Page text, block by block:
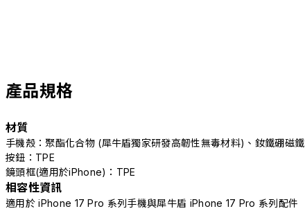
產品規格
材質
手機殼：聚酯化合物 (犀牛盾獨家研發高韌性無毒材料)、釹鐵硼磁鐵
按鈕：TPE
鏡頭框(適用於iPhone)：TPE
相容性資訊
適用於 iPhone 17 Pro 系列手機與犀牛盾 iPhone 17 Pro 系列配件